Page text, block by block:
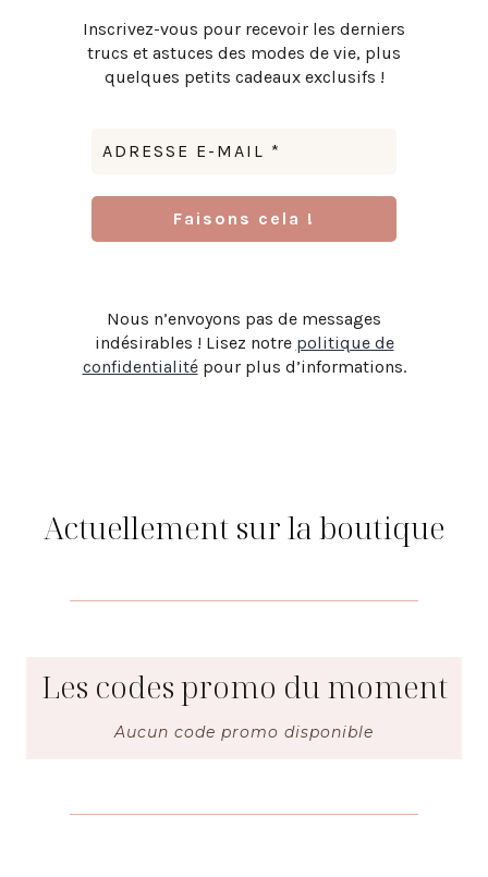
Inscrivez-vous pour recevoir les derniers
trucs et astuces des modes de vie, plus
quelques petits cadeaux exclusifs !
Nous n’envoyons pas de messages
indésirables ! Lisez notre politique de
confidentialitépour plus d’informations.
Actuellement sur la boutique
Les codes promo du moment
Aucun code promo disponible